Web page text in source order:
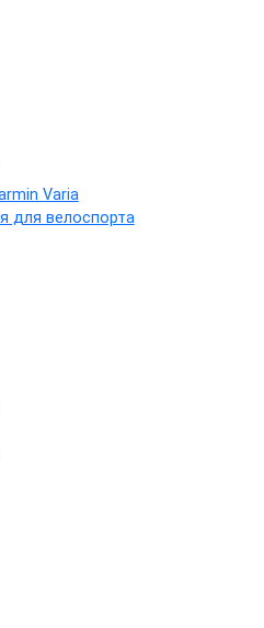
Varia
для велоспорта